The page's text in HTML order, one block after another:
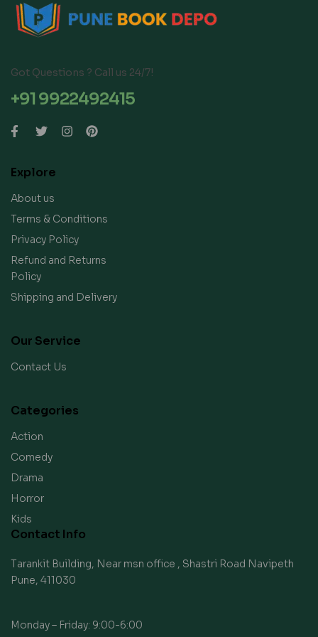
Got Questions ? Call us 24/7!
+91 9922492415
Explore
About us
Terms & Conditions
Privacy Policy
Refund and Returns
Policy
Shipping and Delivery
Our Service
Contact Us
Categories
Action
Comedy
Drama
Horror
Kids
Contact Info
Tarankit Building, Near msn office , Shastri Road Navipeth
Pune, 411030
Monday – Friday: 9:00-6:00